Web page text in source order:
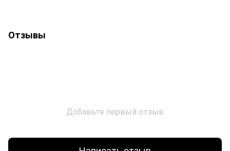
Отзывы
Добавьте первый отзыв